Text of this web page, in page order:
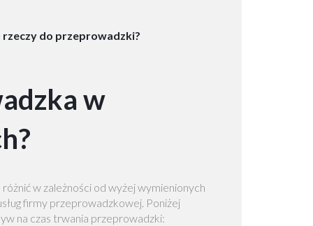
do przeprowadzki?
w
w zależności od wyżej wymienionych
firmy przeprowadzkowej. Poniżej
na czas trwania przeprowadzki: